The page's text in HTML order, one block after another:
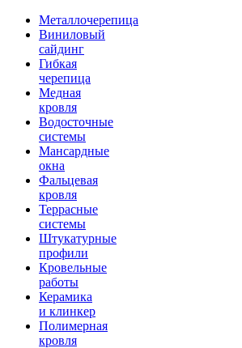
Металлочерепица
Виниловый
сайдинг
Гибкая
черепица
Медная
кровля
Водосточные
системы
Мансардные
окна
Фальцевая
кровля
Террасные
системы
Штукатурные
профили
Кровельные
работы
Керамика
и клинкер
Полимерная
кровля